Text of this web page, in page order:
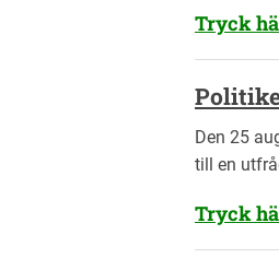
Tryck
Den 25
till en
Tryck